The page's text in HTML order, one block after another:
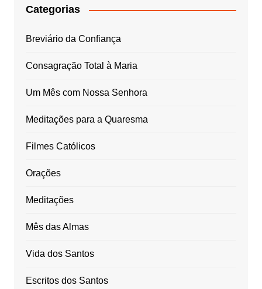
Categorias
Breviário da Confiança
Consagração Total à Maria
Um Mês com Nossa Senhora
Meditações para a Quaresma
Filmes Católicos
Orações
Meditações
Mês das Almas
Vida dos Santos
Escritos dos Santos